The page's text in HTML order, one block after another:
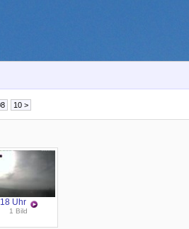
18 Uhr
1 Bild